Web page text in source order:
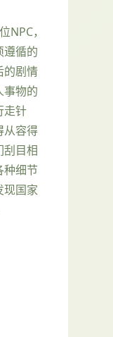
NPC，
遵循的
的剧情
事物的
走针
从容得
刮目相
种细节
现国家